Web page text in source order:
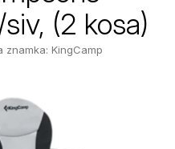
(2 kosa)
znamka: KingCamp